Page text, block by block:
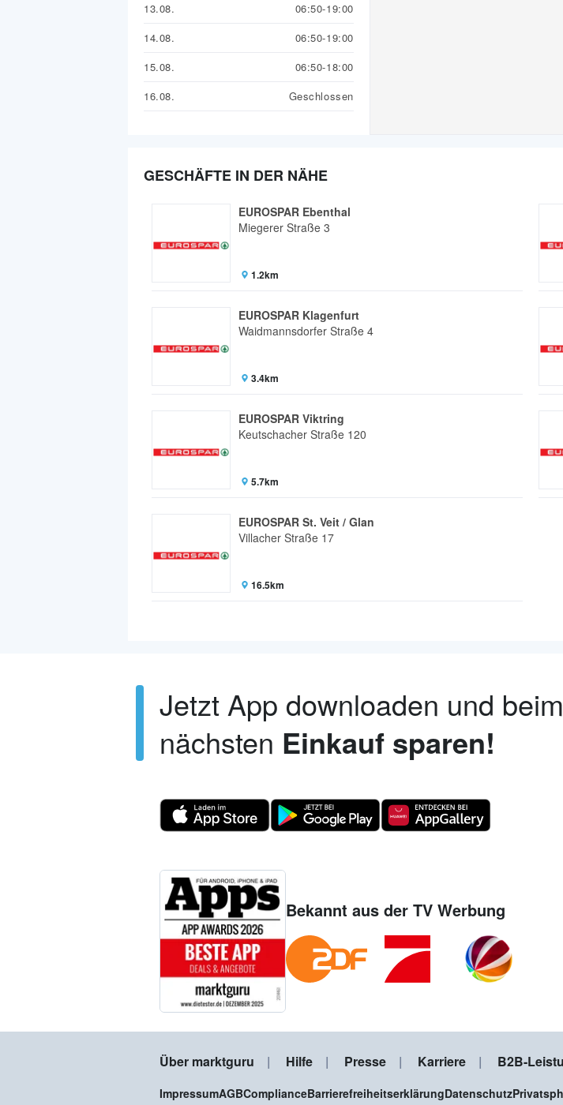
13.08.
06:50-19:00
14.08.
06:50-19:00
15.08.
06:50-18:00
16.08.
Geschlossen
GESCHÄFTE IN DER NÄHE
EUROSPAR Ebenthal
Miegerer Straße 3
1.2km
EUROSPAR Klagenfurt
Waidmannsdorfer Straße 4
3.4km
EUROSPAR Viktring
Keutschacher Straße 120
5.7km
EUROSPAR St. Veit / Glan
Villacher Straße 17
16.5km
Jetzt App downloaden und beim
nächsten Einkauf sparen!
Bekannt aus der TV Werbung
Über marktguru Hilfe Presse Karriere B2B-
ImpressumAGBComplianceBarrierefreiheitserklärungDatenschutz